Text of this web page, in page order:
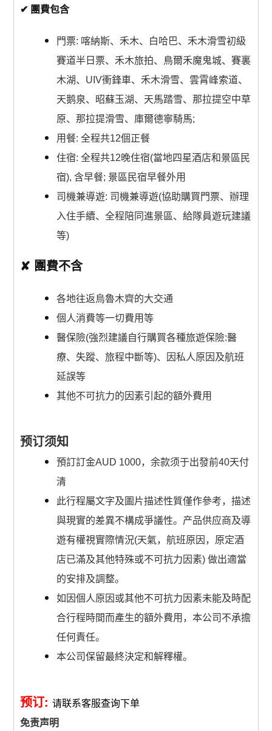
✔ 團費包含
門票: 喀納斯、禾木、白哈巴、禾木滑雪初級
賽道半日票、禾木旅拍、鳥爾禾魔鬼城、賽裏
木湖、UIV衝鋒車、禾木滑雪、雲霄峰索道、
天鹅泉、昭蘇玉湖、天馬踏雪、那拉提空中草
原、那拉提滑雪、庫爾德寧騎馬;
用餐: 全程共12個正餐
住宿: 全程共12晚住宿(當地四星酒店和景區民
宿), 含早餐; 景區民宿早餐外用
司機兼導遊: 司機兼導遊(協助購買門票、辦理
入住手續、全程陪同進景區、給隊員遊玩建議
等)
✘ 團費不含
各地往返烏魯木齊的大交通
個人消費等一切費用等
醫保險(強烈建議自行購買各種旅遊保險:醫
療、失蹤、旅程中斷等)、因私人原因及航班
延誤等
其他不可抗力的因素引起的額外費用
预订须知
預訂訂金AUD 1000，余款须于出發前40天付
清
此行程屬文字及圖片描述性質僅作參考，描述
與現實的差異不構成爭議性。产品供应商及導
遊有權視實際情況(天氣，航班原因，原定酒
店已滿及其他特殊或不可抗力因素) 做出適當
的安排及調整。
如因個人原因或其他不可抗力因素未能及時配
合行程時間而產生的額外費用，本公司不承擔
任何責任。
本公司保留最終決定和解釋權。
预订:请联系客服查询下单
免责声明